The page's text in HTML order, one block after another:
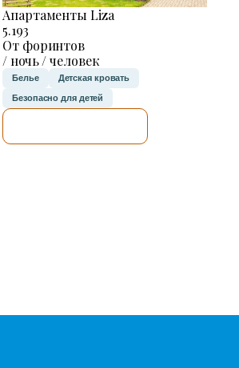
Апартаменты Liza
5.193
От форинтов
/ ночь / человек
Белье Детская кровать
Безопасно для детей